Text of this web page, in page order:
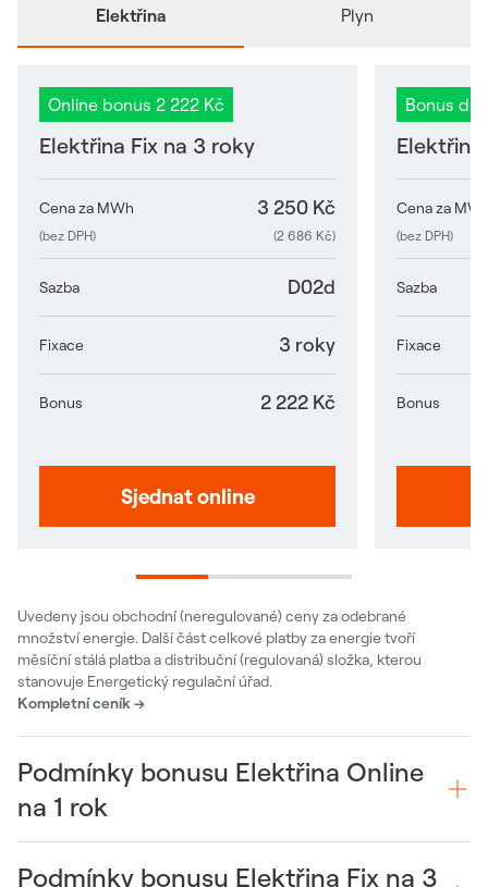
Elektřina Plyn
Online bonus 2 222 Kč
Elektřina Fix na 3 roky
Cena za MWh 3 250 Kč
(bez DPH) (2 686 Kč)
Sazba D02d
Fixace 3 roky
Bonus 2 222 Kč
Sjednat onlineOdkaz se otevře v
Bonus
Elektřina
Cena za
(bez DPH)
Sazba
Fixace
Bonus
Uvedeny jsou obchodní (neregulované) ceny za odebrané
množství energie. Další část celkové platby za energie tvoří
měsíční stálá platba a distribuční (regulovaná) složka, kterou
stanovuje Energetický regulační úřad.
Kompletní ceník →
Podmínky bonusu Elektřina Online
na 1 rok
Podmínky bonusu Elektřina Fix na 3